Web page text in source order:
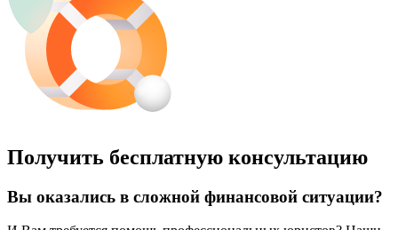
Получить бесплатную консультацию
Вы оказались в сложной финансовой ситуации?